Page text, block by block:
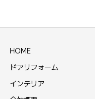
HOME
ドアリフォーム
インテリア